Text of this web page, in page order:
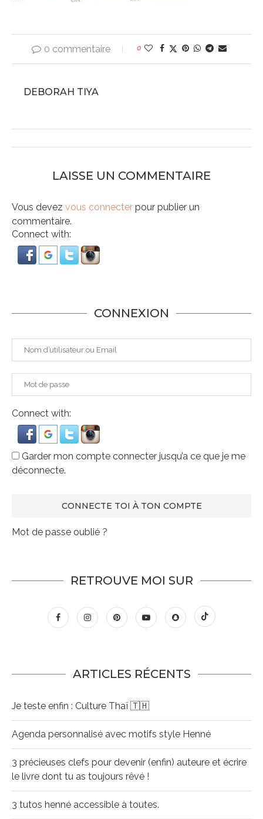
0 commentaire 0
DEBORAH TIYA
LAISSE UN COMMENTAIRE
Vous devez vous connecter pour publier un
commentaire.
Connect with:
CONNEXION
Connect with:
Garder mon compte connecter jusqu’a ce que je me
déconnecte.
Mot de passe oublié ?
RETROUVE MOI SUR
ARTICLES RÉCENTS
Je teste enfin : Culture Thaï 🇹🇭
Agenda personnalisé avec motifs style Henné
3 précieuses clefs pour devenir (enfin) auteure et écrire
le livre dont tu as toujours rêvé !
3 tutos henné accessible à toutes.